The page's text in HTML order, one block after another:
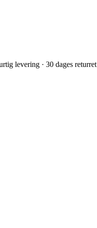
levering · 30 dages returret